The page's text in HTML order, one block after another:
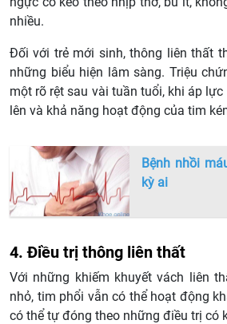
nhiều.
Đối với trẻ mới sinh, thông liên thất
những biểu hiện lâm sàng. Triệu
một rõ rệt sau vài tuần tuổi, khi áp
lên và khả năng hoạt động của tim
Bệnh nhồi
kỳ ai
4. Điều trị thông liên thất
Với những khiếm khuyết vách liên
nhỏ, tim phổi vẫn có thể hoạt động
có thể tự đóng theo những điều trị có